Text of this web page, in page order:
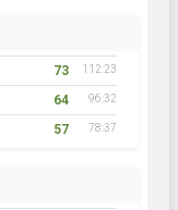
73 112:23
64 96:32
57 78:37